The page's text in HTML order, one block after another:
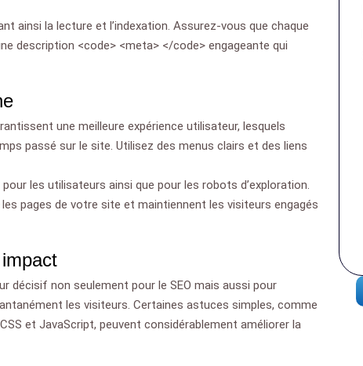
ainsi la lecture et l’indexation. Assurez-vous que chaque
description <code> <meta> </code> engageante qui
une meilleure expérience utilisateur, lesquels
passé sur le site. Utilisez des menus clairs et des liens
les utilisateurs ainsi que pour les robots d’exploration.
pages de votre site et maintiennent les visiteurs engagés
non seulement pour le SEO mais aussi pour
les visiteurs. Certaines astuces simples, comme
et JavaScript, peuvent considérablement améliorer la